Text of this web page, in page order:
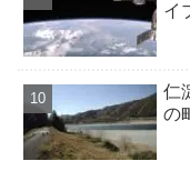
イ
仁
の